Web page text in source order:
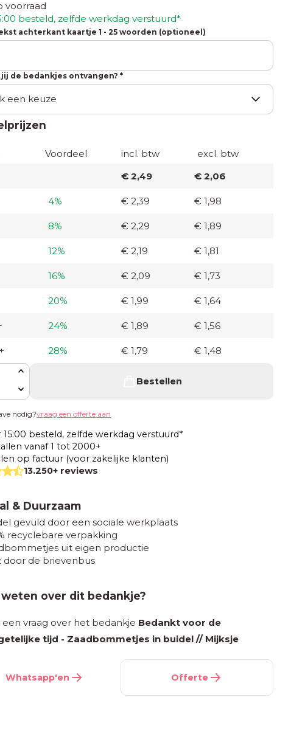
voorraad
besteld, zelfde werkdag verstuurd*
achterkant kaartje 1 - 25 woorden (optioneel)
jij de bedankjes ontvangen? *
Voordeel incl. btw
excl. btw
€ 2,49 € 2,06
4% € 2,39 € 1,98
8% € 2,29 € 1,89
12% € 2,19 € 1,81
16% € 2,09 € 1,73
20% € 1,99 € 1,64
24% € 1,89 € 1,56
28% € 1,79
€ 1,48
Bestellen
nodig?vraag een offerte aan
15:00 besteld, zelfde werkdag verstuurd*
vanaf 1 tot 2000+
op factuur (voor zakelijke klanten)
13.250+ reviews
& Duurzaam
gevuld door een sociale werkplaats
recyclebare verpakking
uit eigen productie
door de brievenbus
over dit bedankje?
een vraag over het bedankje Bedankt voor de
tijd - Zaadbommetjes in buidel // Mijksje
Whatsapp'en Offerte